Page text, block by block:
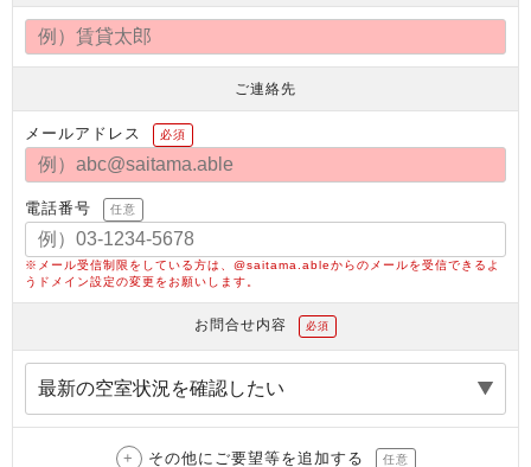
ご連絡先
メールアドレス 必須
電話番号 任意
※メール受信制限をしている方は、@saitama.ableからのメールを受信できるよ
うドメイン設定の変更をお願いします。
お問合せ内容 必須
その他にご要望等を追加する 任意